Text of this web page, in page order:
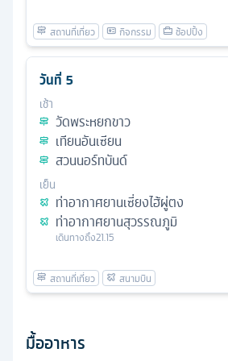
วันที่ 5
เช้า
วัดพระหยกขาว
เทียนอันเซียน
สวนนอร์ทบันด์
เย็น
ท่าอากาศยานเซี่ยงไฮ้ผู่ตง
ท่าอากาศยานสุวรรณภูมิ
เดินทางถึง21.15
มื้ออาหาร